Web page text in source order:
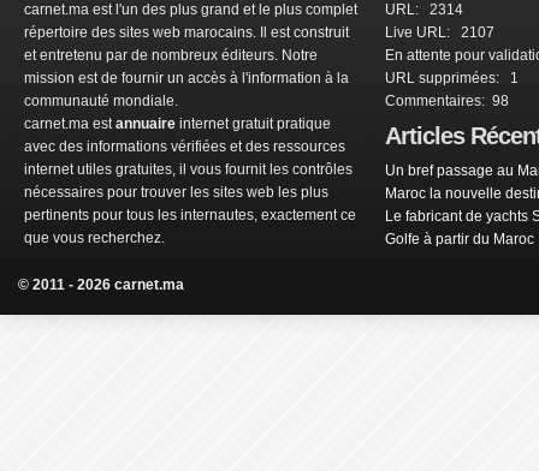
carnet.ma est l'un des plus grand et le plus complet
répertoire des sites web marocains. Il est construit
et entretenu par de nombreux éditeurs. Notre
mission est de fournir un accès à l'information à la
communauté mondiale.
carnet.ma estannuaire internet gratuit pratique
avec des informations vérifiées et des ressources
internet utiles gratuites, il vous fournit les contrôles
nécessaires pour trouver les sites web les plus
pertinents pour tous les internautes, exactement ce
que vous recherchez.
URL: 2314
Live URL: 2107
En attente pour
URL supprimées: 1
Commentaires: 98
Articles
Un bref passage au
Maroc la nouvelle
Le fabricant de yachts
Golfe à partir du Maroc
© 2011 - 2026 carnet.ma